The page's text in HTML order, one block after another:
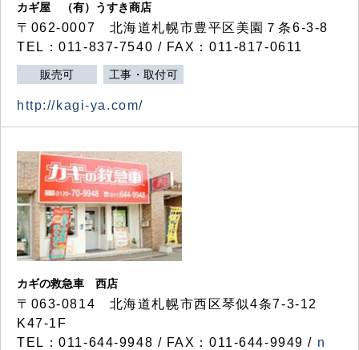
カギ屋 （有）うすき商店
〒062-0007 北海道札幌市豊平区美園７条6-3-8
TEL：011-837-7540 / FAX：011-817-0611
販売可 工事・取付可
http://kagi-ya.com/
カギの救急車 西店
〒063-0814 北海道札幌市西区琴似4条7-3-12
K47-1F
TEL：011-644-9948 / FAX：011-644-9949 / n